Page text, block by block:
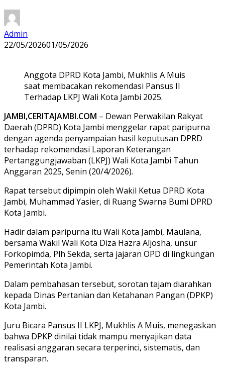
Admin
22/05/202601/05/2026
Anggota DPRD Kota Jambi, Mukhlis A Muis
saat membacakan rekomendasi Pansus II
Terhadap LKPJ Wali Kota Jambi 2025.
JAMBI,CERITAJAMBI.COM – Dewan Perwakilan Rakyat
Daerah (DPRD) Kota Jambi menggelar rapat paripurna
dengan agenda penyampaian hasil keputusan DPRD
terhadap rekomendasi Laporan Keterangan
Pertanggungjawaban (LKPJ) Wali Kota Jambi Tahun
Anggaran 2025, Senin (20/4/2026).
Rapat tersebut dipimpin oleh Wakil Ketua DPRD Kota
Jambi, Muhammad Yasier, di Ruang Swarna Bumi DPRD
Kota Jambi.
Hadir dalam paripurna itu Wali Kota Jambi, Maulana,
bersama Wakil Wali Kota Diza Hazra Aljosha, unsur
Forkopimda, Plh Sekda, serta jajaran OPD di lingkungan
Pemerintah Kota Jambi.
Dalam pembahasan tersebut, sorotan tajam diarahkan
kepada Dinas Pertanian dan Ketahanan Pangan (DPKP)
Kota Jambi.
Juru Bicara Pansus II LKPJ, Mukhlis A Muis, menegaskan
bahwa DPKP dinilai tidak mampu menyajikan data
realisasi anggaran secara terperinci, sistematis, dan
transparan.